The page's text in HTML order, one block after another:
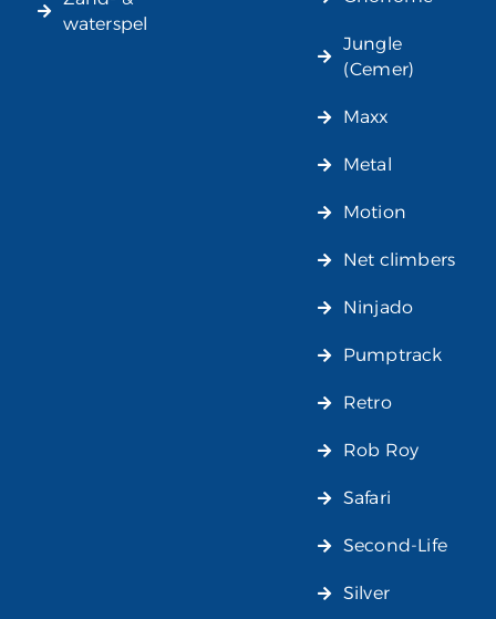
waterspel
Jungle
(Cemer)
Maxx
Metal
Motion
Net climbers
Ninjado
Pumptrack
Retro
Rob Roy
Safari
Second-Life
Silver